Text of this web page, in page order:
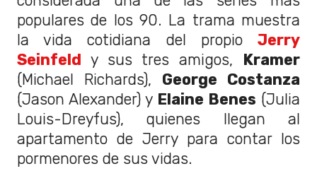
populares de los 90. La trama muestra
la vida cotidiana del propio Jerry
Seinfeld y sus tres amigos, Kramer
(Michael Richards), George Costanza
(Jason Alexander) y Elaine Benes (Julia
Louis-Dreyfus), quienes llegan al
apartamento de Jerry para contar los
pormenores de sus vidas.